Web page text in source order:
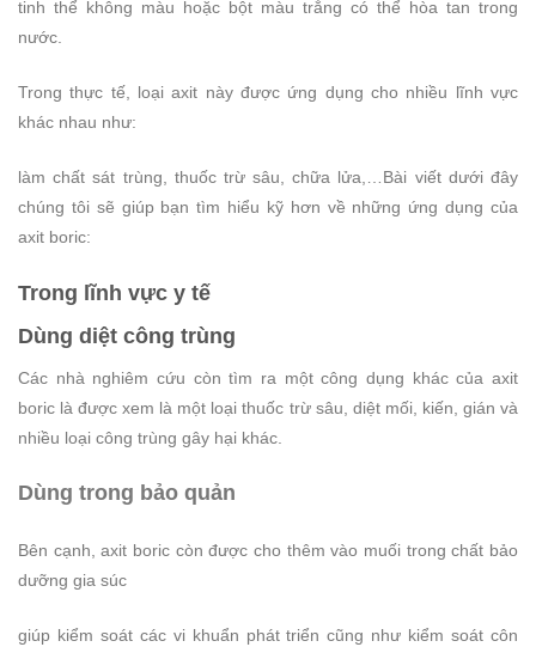
tinh thể không màu hoặc bột màu trắng có thể hòa tan trong
nước.
Trong thực tế, loại axit này được ứng dụng cho nhiều lĩnh vực
khác nhau như:
làm chất sát trùng, thuốc trừ sâu, chữa lửa,…Bài viết dưới đây
chúng tôi sẽ giúp bạn tìm hiểu kỹ hơn về những ứng dụng của
axit boric:
Trong lĩnh vực y tế
Dùng diệt công trùng
Các nhà nghiêm cứu còn tìm ra một công dụng khác của axit
boric là được xem là một loại thuốc trừ sâu, diệt mối, kiến, gián và
nhiều loại công trùng gây hại khác.
Dùng trong bảo quản
Bên cạnh, axit boric còn được cho thêm vào muối trong chất bảo
dưỡng gia súc
giúp kiểm soát các vi khuẩn phát triển cũng như kiểm soát côn